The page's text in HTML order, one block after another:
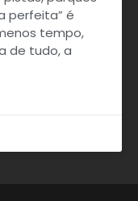
perfeita” é
tempo,
de tudo, a